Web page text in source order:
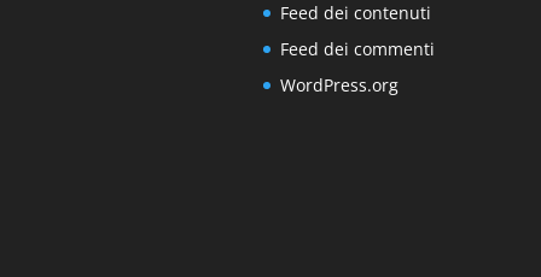
Feed dei contenuti
Feed dei commenti
WordPress.org